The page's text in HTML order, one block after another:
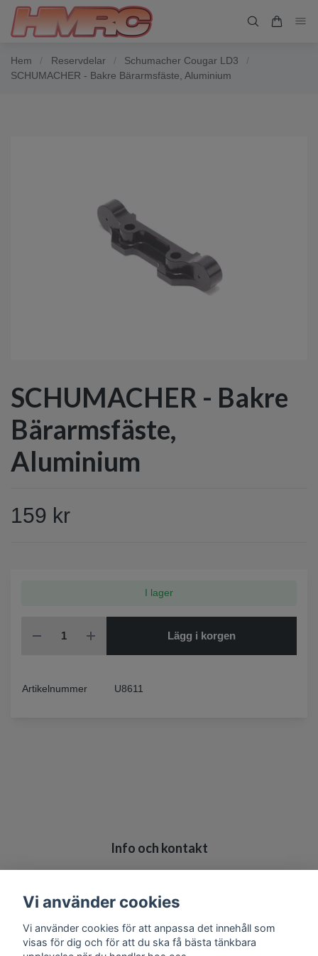
Hem / Reservdelar / Schumacher Cougar LD3
/
SCHUMACHER - Bakre Bärarmsfäste, Aluminium
SCHUMACHER - Bakre
Bärarmsfäste,
Aluminium
159 kr
I lager
Lägg i korgen
Artikelnummer U8611
Info och kontakt
Kontakt
Vi använder cookies
Vi använder cookies för att anpassa det innehåll som
visas för dig och för att du ska få bästa tänkbara